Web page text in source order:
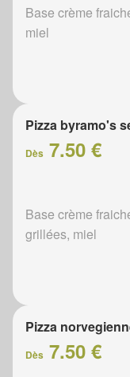
Base crème
miel
Pizza byramo's
Dès 7.50 €
Base crème
grillées, miel
Pizza
Dès 7.50 €